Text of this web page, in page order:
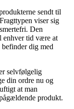
sendt til
viser sig
Den
enhver tid være at
dig med
selvfølgelig
din ordre nu og
at man
produkt.